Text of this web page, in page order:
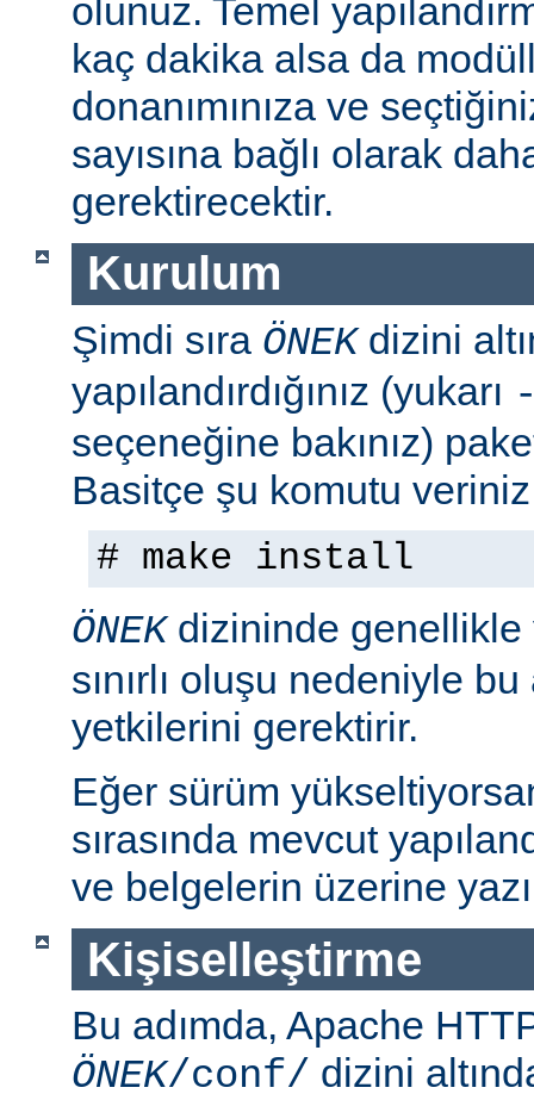
olunuz. Temel
kaç dakika alsa da
donanımınıza ve
sayısına bağlı olarak
gerektirecektir.
Kurulum
Şimdi sıra ÖNEKdizini
yapılandırdığınız (yukarı
seçeneğine bakınız)
Basitçe şu komutu
# make install
ÖNEKdizininde genellikle
sınırlı oluşu nedeniyle
yetkilerini gerektirir.
Eğer sürüm
sırasında mevcut
ve belgelerin üzerine
Kişiselleştirme
Bu adımda, Apache
ÖNEK/conf/ dizini